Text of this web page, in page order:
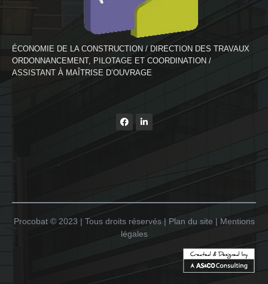
ÉCONOMIE DE LA CONSTRUCTION / DIRECTION DES TRAVAUX
ORDONNANCEMENT, PILOTAGE ET COORDINATION /
ASSISTANT À MAÎTRISE D’OUVRAGE
Procobat © 2023 | Tous droits réservés | Plan du site | Mentions
légales